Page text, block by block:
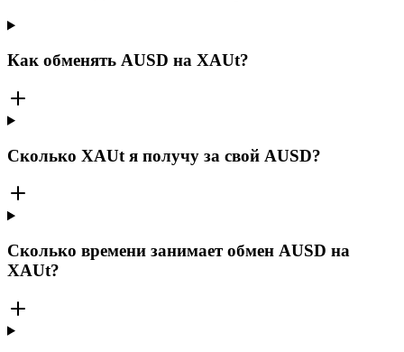
Как обменять AUSD на XAUt?
Сколько XAUt я получу за свой AUSD?
Сколько времени занимает обмен AUSD на
XAUt?